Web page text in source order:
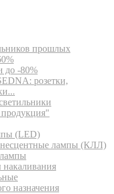
прошлых
до -80%
розетки,
(LED)
лампы (КЛЛ)
назначения